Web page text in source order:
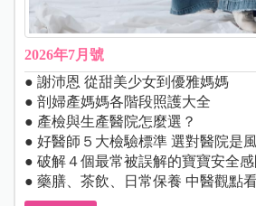
2026年7月號
● 謝沛恩 從甜美少女到優雅媽媽
● 剖婦產媽媽各階段照護大全
● 產檢與生產醫院怎麼選？
● 好醫師５大檢驗標準 選對醫院是
● 破解４個最常被誤解的寶寶安全感
● 藥膳、茶飲、日常保養 中醫觀點